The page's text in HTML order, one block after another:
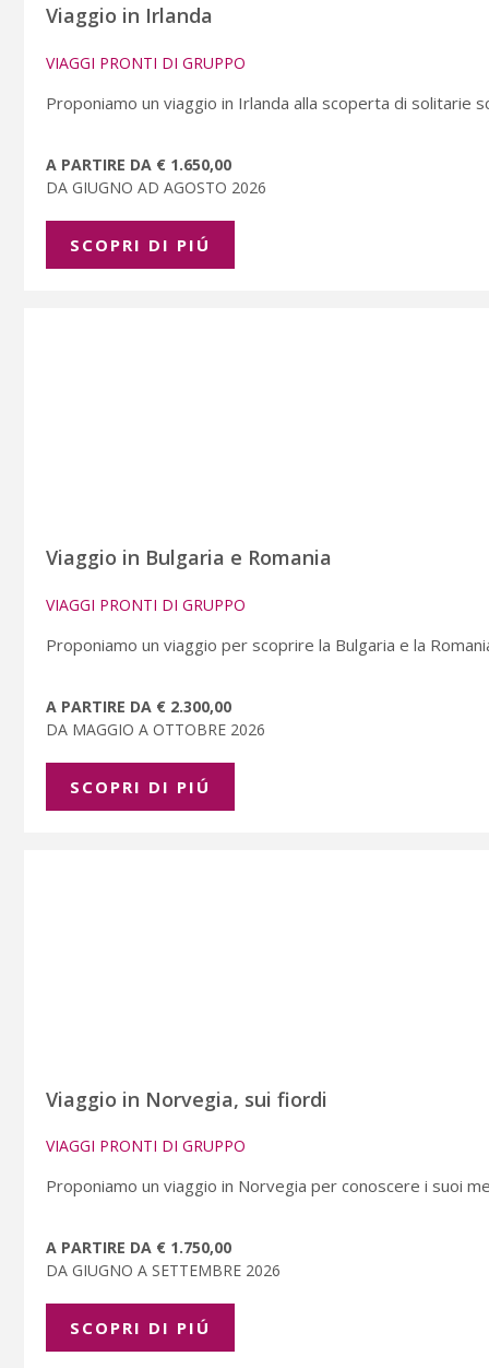
Viaggio in Irlanda
VIAGGI PRONTI DI GRUPPO
Proponiamo un viaggio in Irlanda alla scoperta di solitarie
A PARTIRE DA € 1.650,00
DA GIUGNO AD AGOSTO 2026
SCOPRI DI PIÚ
Viaggio in Bulgaria e Romania
VIAGGI PRONTI DI GRUPPO
Proponiamo un viaggio per scoprire la Bulgaria e la
A PARTIRE DA € 2.300,00
DA MAGGIO A OTTOBRE 2026
SCOPRI DI PIÚ
Viaggio in Norvegia, sui fiordi
VIAGGI PRONTI DI GRUPPO
Proponiamo un viaggio in Norvegia per conoscere i suoi
A PARTIRE DA € 1.750,00
DA GIUGNO A SETTEMBRE 2026
SCOPRI DI PIÚ